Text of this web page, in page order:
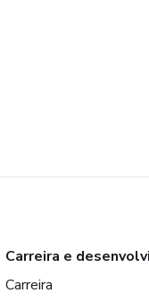
Carreira e
Carreira